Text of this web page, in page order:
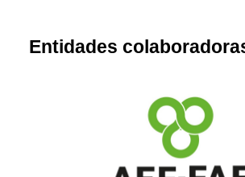
Entidades